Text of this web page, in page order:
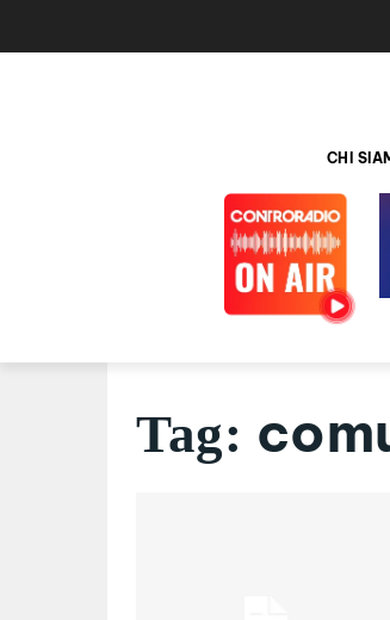
CHI
Tag: